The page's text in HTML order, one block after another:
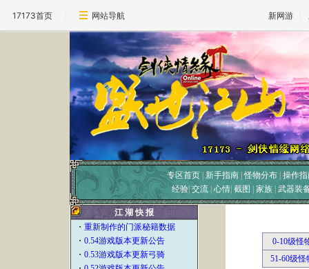
17173首页 网站导航 新网游
专区首页 新手指南 |怪物分布 操作
经验| 交流 心情 截图 家族 武器装
江 湖 快 报
・重新制作的门派秘籍数据
・0.54游戏版本更新公告
・0.53游戏版本更新弓骑
0-10级怪
51-60级怪